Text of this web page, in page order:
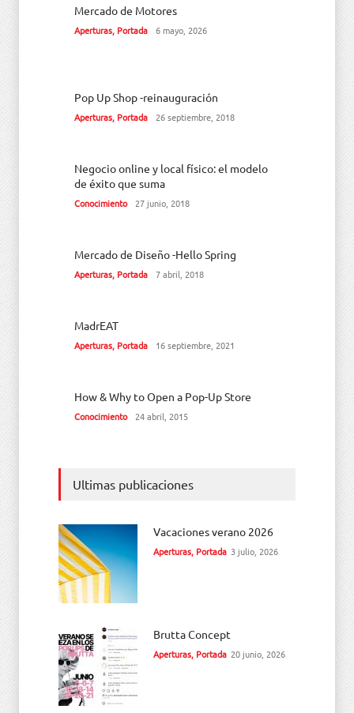
Mercado de Motores
Aperturas, Portada 6 mayo, 2026
Pop Up Shop -reinauguración
Aperturas, Portada 26 septiembre, 2018
Negocio online y local físico: el modelo
de éxito que suma
Conocimiento 27 junio, 2018
Mercado de Diseño -Hello Spring
Aperturas, Portada 7 abril, 2018
MadrEAT
Aperturas, Portada 16 septiembre, 2021
How & Why to Open a Pop-Up Store
Conocimiento 24 abril, 2015
Ultimas publicaciones
Vacaciones verano 2026
Aperturas, Portada 3 julio, 2026
Brutta Concept
Aperturas, Portada 20 junio, 2026